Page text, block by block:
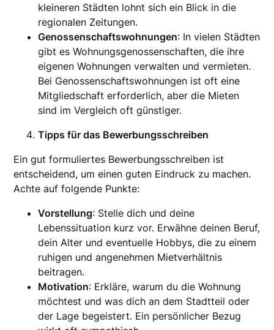
kleineren Städten lohnt sich ein Blick in die
regionalen Zeitungen.
Genossenschaftswohnungen: In vielen Städten
gibt es Wohnungsgenossenschaften, die ihre
eigenen Wohnungen verwalten und vermieten.
Bei Genossenschaftswohnungen ist oft eine
Mitgliedschaft erforderlich, aber die Mieten
sind im Vergleich oft günstiger.
Tipps für das Bewerbungsschreiben
Ein gut formuliertes Bewerbungsschreiben ist
entscheidend, um einen guten Eindruck zu machen.
Achte auf folgende Punkte:
Vorstellung: Stelle dich und deine
Lebenssituation kurz vor. Erwähne deinen Beruf,
dein Alter und eventuelle Hobbys, die zu einem
ruhigen und angenehmen Mietverhältnis
beitragen.
Motivation: Erkläre, warum du die Wohnung
möchtest und was dich an dem Stadtteil oder
der Lage begeistert. Ein persönlicher Bezug